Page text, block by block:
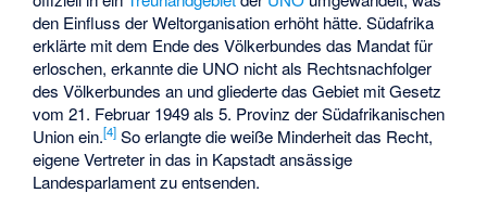
den Einfluss der Weltorganisation erhöht hätte. Südafrika
erklärte mit dem Ende des Völkerbundes das Mandat für
erloschen, erkannte die UNO nicht als Rechtsnachfolger
des Völkerbundes an und gliederte das Gebiet mit Gesetz
vom 21. Februar 1949 als 5. Provinz der Südafrikanischen
Union ein.[4] So erlangte die weiße Minderheit das Recht,
eigene Vertreter in das in Kapstadt ansässige
Landesparlament zu entsenden.